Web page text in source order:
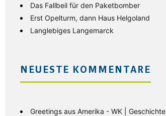
Das Fallbeil für den Paketbomber
Erst Opelturm, dann Haus Helgoland
Langlebiges Langemarck
NEUESTE KOMMENTARE
Greetings aus Amerika - WK | Geschichte